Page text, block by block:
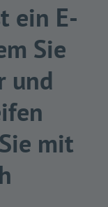
ein E-
Sie
und
mit